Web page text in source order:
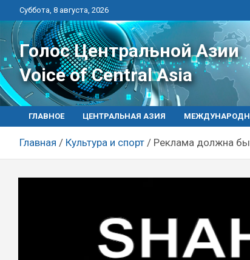
Перейти
к
контенту
Суббота, 8 августа, 2026
Голос Центральной Азии
Voice of Central Asia
ГЛАВНОЕ ЦЕНТРАЛЬНАЯ АЗИЯ
Главная Культура и спорт Реклама должна